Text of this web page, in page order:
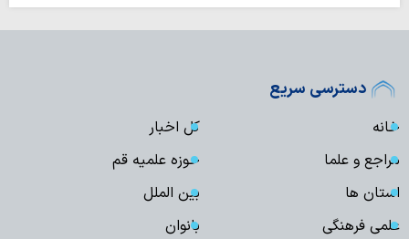
دسترسی سریع
خانه
کل اخبار
مراجع و علما
حوزه علمیه قم
استان ها
بین الملل
علمی فرهنگی
بانوان